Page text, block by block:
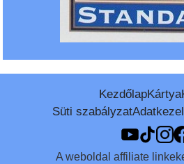
KezdőlapKártya
Süti szabályzat
A weboldal affiliate